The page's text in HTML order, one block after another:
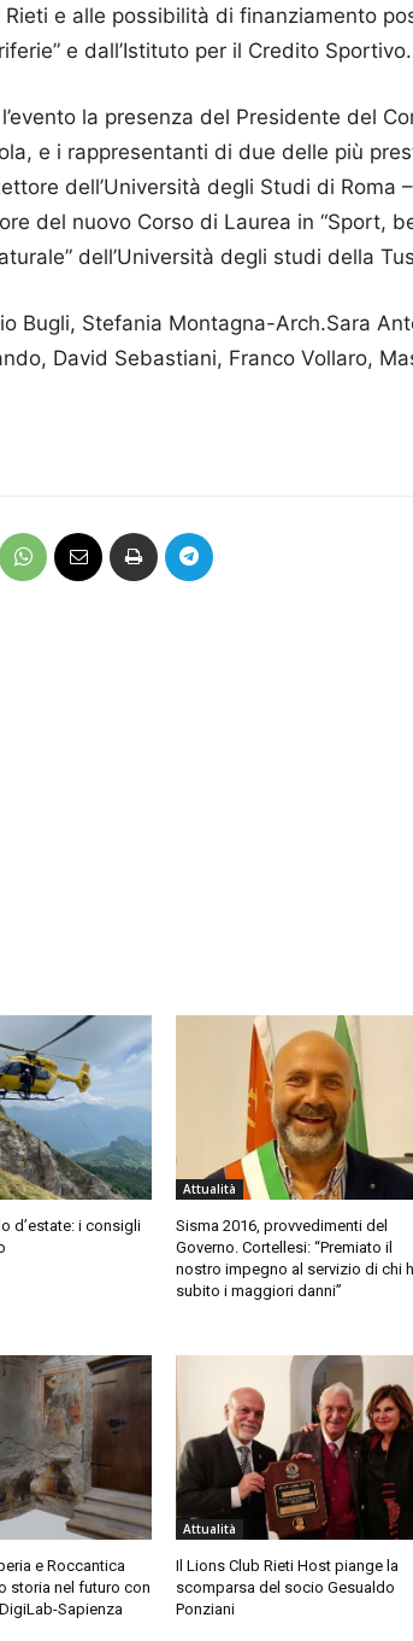
Rieti e alle possibilità di finanziamento
e dall’Istituto per il Credito Sportivo.
la presenza del Presidente del
e i rappresentanti di due delle più
dell’Università degli Studi di Roma
del nuovo Corso di Laurea in “Sport,
dell’Università degli studi della
Bugli, Stefania Montagna-Arch.Sara
David Sebastiani, Franco Vollaro,
d’estate: i consigli
Attualità
Sisma 2016, provvedimenti del
Governo. Cortellesi: “Premiato il
nostro impegno al servizio di chi
subito i maggiori danni”
e Roccantica
storia nel futuro con
Sapienza
Attualità
Il Lions Club Rieti Host piange la
scomparsa del socio Gesualdo
Ponziani